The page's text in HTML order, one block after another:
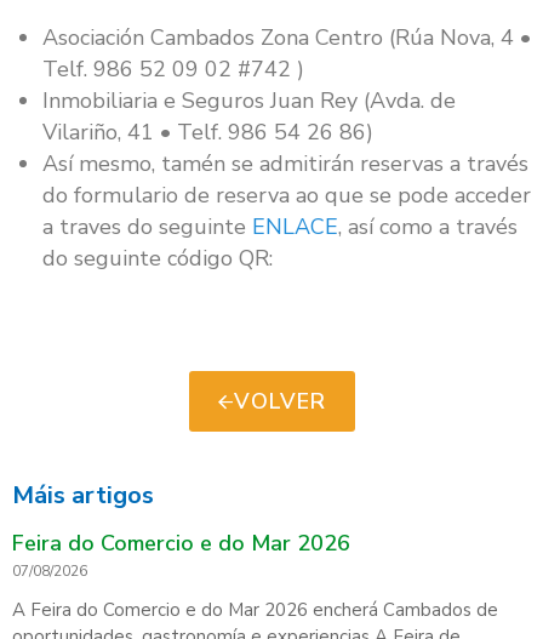
Asociación Cambados Zona Centro (Rúa Nova, 4 •
Telf. 986 52 09 02 #742 )
Inmobiliaria e Seguros Juan Rey (Avda. de
Vilariño, 41 • Telf. 986 54 26 86)
Así mesmo, tamén se admitirán reservas a través
do formulario de reserva ao que se pode acceder
a traves do seguinte ENLACE, así como a través
do seguinte código QR:
VOLVER
Máis artigos
Feira do Comercio e do Mar 2026
07/08/2026
A Feira do Comercio e do Mar 2026 encherá Cambados de